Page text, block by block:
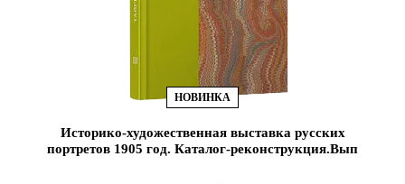
НОВИНКА
Историко-художественная выставка русских
портретов 1905 год. Каталог-реконструкция.Вып